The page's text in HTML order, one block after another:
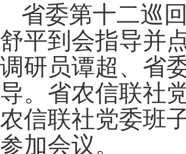
省委第十二巡
舒平到会指导并
调研员谭超、省
导。省农信联社
农信联社党委班
参加会议。